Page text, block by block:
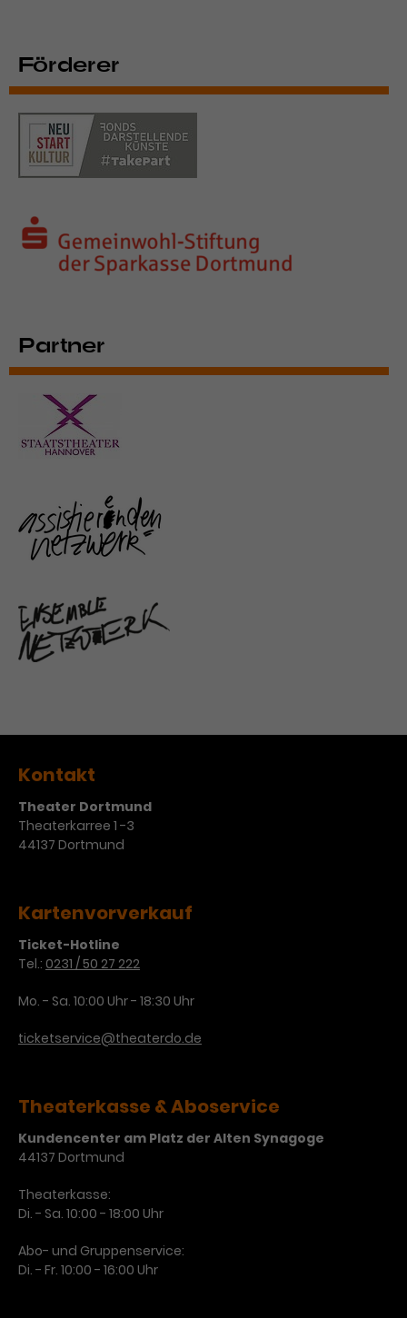
Förderer
Partner
Kontakt
Theater Dortmund
Theaterkarree 1 -3
44137 Dortmund
Kartenvorverkauf
Ticket-Hotline
Tel.: 0231 / 50 27 222
Mo. - Sa. 10:00 Uhr - 18:30 Uhr
ticketservice@theaterdo.de
Theaterkasse & Aboservice
Kundencenter am Platz der Alten Synagoge
44137 Dortmund
Theaterkasse:
Di. - Sa. 10:00 - 18:00 Uhr
Abo- und Gruppenservice:
Di. - Fr. 10:00 - 16:00 Uhr